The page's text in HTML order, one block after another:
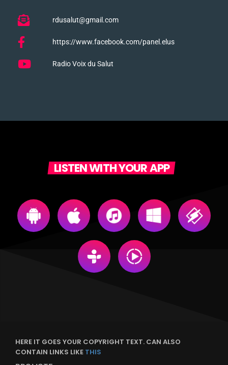
rdusalut@gmail.com
https://www.facebook.com/panel.elus
Radio Voix du Salut
LISTEN WITH YOUR APP
HERE IT GOES YOUR COPYRIGHT TEXT. CAN ALSO
CONTAIN LINKS LIKE THIS